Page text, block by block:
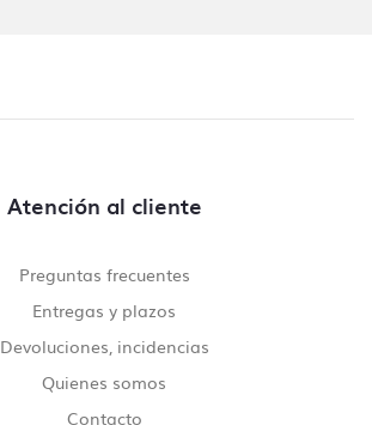
Atención al cliente
Preguntas frecuentes
Entregas y plazos
Devoluciones, incidencias
Quienes somos
Contacto